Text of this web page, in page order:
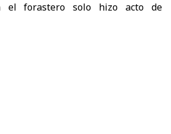
el forastero solo hizo acto de